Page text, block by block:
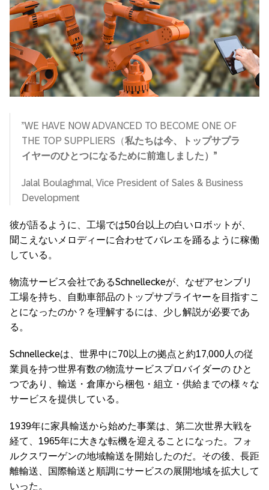
”WE HAVE NOW ADVANCED TO BECOME ONE OF
THE TOP SUPPLIERS（私たちは今、トップサプラ
イヤーのひとつになるために前進しました）”
Jalal Boulaghmal, Vice President of Sales & Business
Development
彼が語るように、工場では50台以上の白いロボットが、
聞こえないメロディーに合わせてバレエを踊るように稼働
している。
物流サービス会社であるSchnelleckeが、なぜアセンブリ
工場を持ち、自動車部品のトップサプライヤーを目指すこ
とになったのか？を理解するには、少し解説が必要であ
る。
Schnelleckeは、世界中に70以上の拠点と約17,000人の従
業員を持つ世界有数の物流サービスプロバイダーの ひと
つであり、輸送・倉庫から梱包・組立・供給までの様々な
サービスを提供している。
1939年に家具輸送から始めた事業は、第二次世界大戦を
経て、1965年に大きな転機を迎えることになった。フォ
ルクスワーゲンの地域輸送を開始したのだ。その後、長距
離輸送、国際輸送と順調にサービスの展開地域を拡大して
いった。